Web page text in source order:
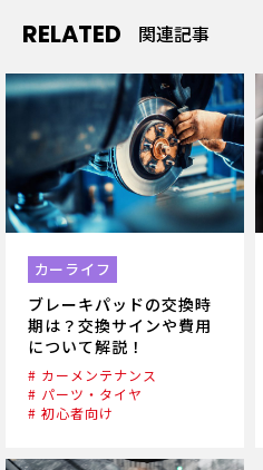
RELATED 関連記事
カーライフ
ブレーキパッドの交換時
期は？交換サインや費用
について解説！
# カーメンテナンス
# パーツ・タイヤ
# 初心者向け